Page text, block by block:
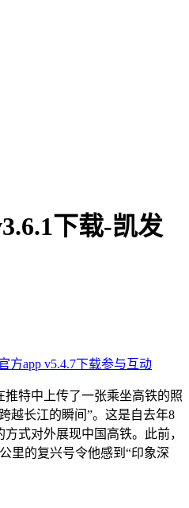
下载-凯发
方app v5.4.7下载参与互动
特中上传了一张乘坐高铁的照
越长江的瞬间”。这是自去年8
式对外展现中国高铁。此前，
里的复兴号令他感到“印象深